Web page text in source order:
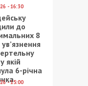
- 16:30
до
8
ув’язнення
якій
6-річна
- 15:00